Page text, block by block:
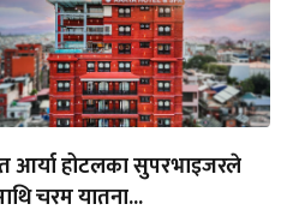
आर्या होटलका सुपरभाइजरले
चरम यातना...